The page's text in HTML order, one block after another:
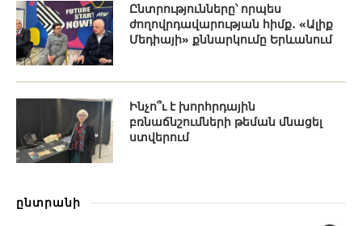
Ընտրությունները՝ որպես
ժողովրդավարության հիմք․ «Ալիք
Մեդիայի» քննարկումը Երևանում
Ինչո՞ւ է խորհրդային
բռնաճնշումների թեման մնացել
ստվերում
ընտրանի